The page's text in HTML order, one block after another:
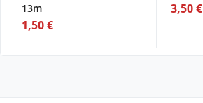
13m
1,50 €
3,50 €